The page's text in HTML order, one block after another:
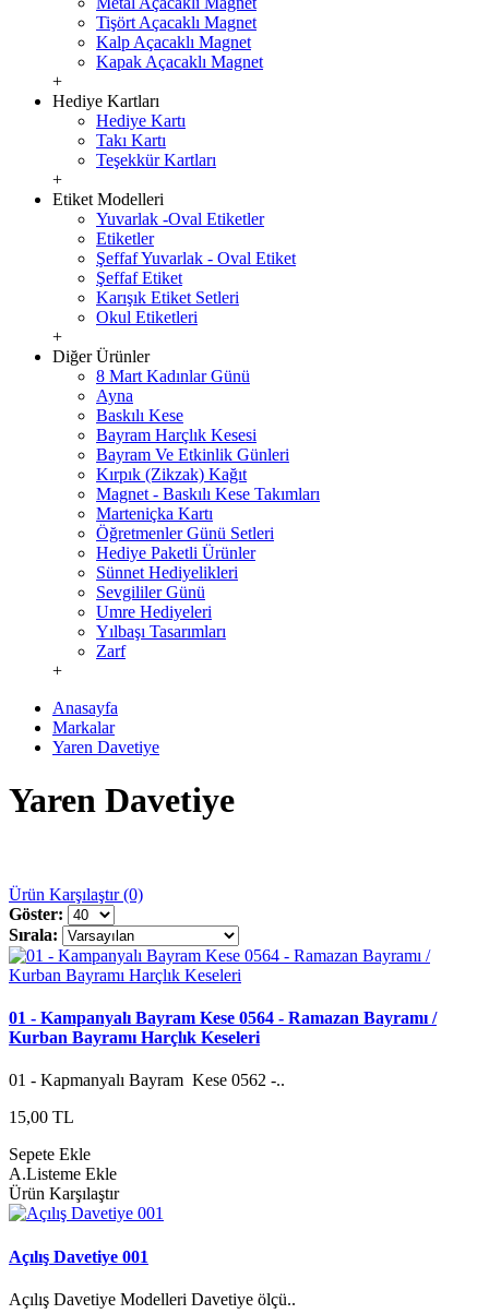
Tişört Açacaklı Magnet
Kalp Açacaklı Magnet
Kapak Açacaklı Magnet
+
Hediye Kartları
Hediye Kartı
Takı Kartı
Teşekkür Kartları
+
Etiket Modelleri
Yuvarlak -Oval Etiketler
Etiketler
Şeffaf Yuvarlak - Oval Etiket
Şeffaf Etiket
Karışık Etiket Setleri
Okul Etiketleri
+
Diğer Ürünler
8 Mart Kadınlar Günü
Ayna
Baskılı Kese
Bayram Harçlık Kesesi
Bayram Ve Etkinlik Günleri
Kırpık (Zikzak) Kağıt
Magnet - Baskılı Kese Takımları
Marteniçka Kartı
Öğretmenler Günü Setleri
Hediye Paketli Ürünler
Sünnet Hediyelikleri
Sevgililer Günü
Umre Hediyeleri
Yılbaşı Tasarımları
Zarf
+
Anasayfa
Markalar
Yaren Davetiye
Yaren Davetiye
Ürün Karşılaştır (0)
Göster:
Sırala:
01 - Kampanyalı Bayram Kese 0564 - Ramazan Bayramı /
Kurban Bayramı Harçlık Keseleri
01 - Kapmanyalı Bayram Kese 0562 -..
15,00 TL
Sepete Ekle
A.Listeme Ekle
Ürün Karşılaştır
Açılış Davetiye 001
Açılış Davetiye Modelleri Davetiye ölçü..